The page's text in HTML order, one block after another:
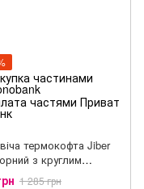
термокофта Jiber
з круглим
1 285 грн